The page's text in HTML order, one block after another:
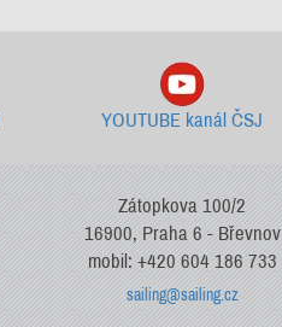
YOUTUBE kanál ČSJ
Zátopkova 100/2
16900, Praha 6 - Břevnov
mobil: +420 604 186 733
sailing@sailing.cz